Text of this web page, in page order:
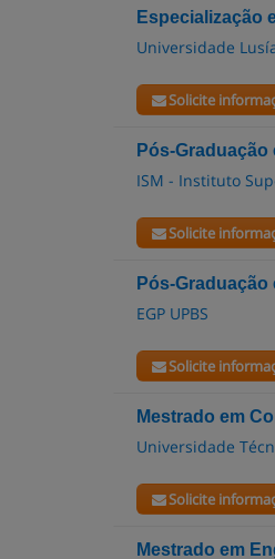
Especialização
Universidade
Solicite
Pós-
ISM - Instituto
Solicite
Pós-Graduação
EGP UPBS
Solicite
Mestrado em
Universidade
Solicite
Mestrado em